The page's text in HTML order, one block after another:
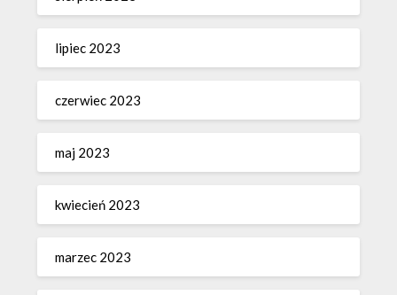
lipiec 2023
czerwiec 2023
maj 2023
kwiecień 2023
marzec 2023